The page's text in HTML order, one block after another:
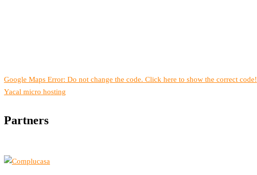
Google Maps Error: Do not change the code. Click here to show the correct code!
Yacal micro hosting
Partners